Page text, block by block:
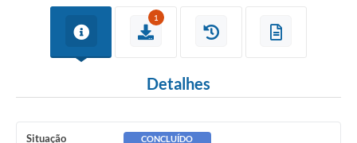
1
Detalhes
Situação CONCLUÍDO